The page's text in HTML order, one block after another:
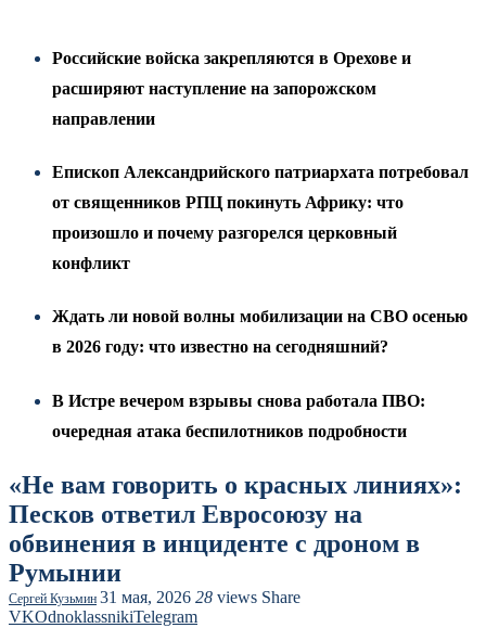
Российские войска закрепляются в Орехове и
расширяют наступление на запорожском
направлении
Епископ Александрийского патриархата потребовал
от священников РПЦ покинуть Африку: что
произошло и почему разгорелся церковный
конфликт
Ждать ли новой волны мобилизации на СВО осенью
в 2026 году: что известно на сегодняшний?
В Истре вечером взрывы снова работала ПВО:
очередная атака беспилотников подробности
«Не вам говорить о красных линиях»:
Песков ответил Евросоюзу на
обвинения в инциденте с дроном в
Румынии
Сергей Кузьмин 31 мая, 2026 28 views Share
VKOdnoklassnikiTelegram